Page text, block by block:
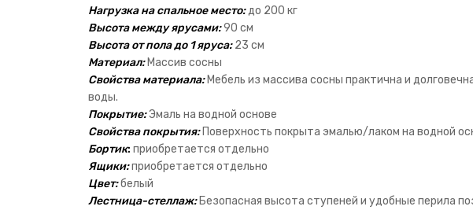
Нагрузка на спальное место:до 200 кг
Высота между ярусами:90 см
Высота от пола до 1 яруса:23 см
Материал:Массив сосны
Cвойства материала:Мебель из массива сосны практична и
воды.
Покрытие:Эмаль на водной основе
Cвойства покрытия:Поверхность покрыта эмалью/лаком на водной
Бортик: приобретается отдельно
Ящики:приобретается отдельно
Цвет:белый
Лестница-стеллаж:Безопасная высота ступеней и удобные перила